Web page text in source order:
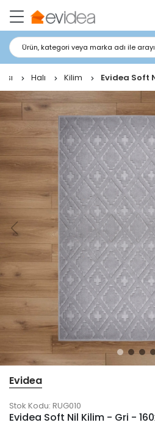
Ürün, kategori veya marka adı ile
Halı Kilim Evidea Soft
Evidea
Stok Kodu: RUG010
Evidea Soft Nil Kilim - Gri -